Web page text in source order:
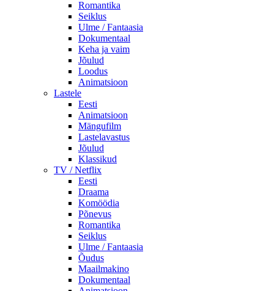
Romantika
Seiklus
Ulme / Fantaasia
Dokumentaal
Keha ja vaim
Jõulud
Loodus
Animatsioon
Lastele
Eesti
Animatsioon
Mängufilm
Lastelavastus
Jõulud
Klassikud
TV / Netflix
Eesti
Draama
Komöödia
Põnevus
Romantika
Seiklus
Ulme / Fantaasia
Õudus
Maailmakino
Dokumentaal